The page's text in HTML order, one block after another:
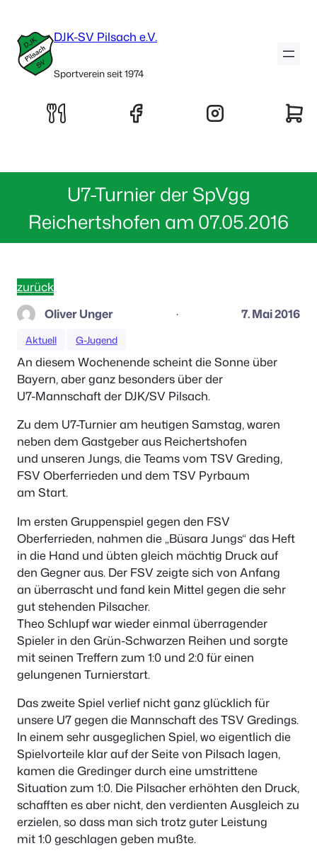
DJK-SV Pilsach e.V.
Sportverein seit 1974
U7-Turnier der SpVgg
Reichertshofen am 07.05.2016
zurück
Oliver Unger
· 7. Mai 2016
Aktuell G-Jugend
An diesem Wochenende scheint die Sonne über
Bayern, aber ganz besonders über der
U7-Mannschaft der DJK/SV Pilsach.
Zu dem U7-Turnier am heutigen Samstag, waren
neben dem Gastgeber aus Reichertshofen
und unseren Jungs, die Teams vom TSV Greding,
FSV Oberferrieden und dem TSV Pyrbaum
am Start.
Im ersten Gruppenspiel gegen den FSV
Oberferrieden, nahmen die „Büsara Jungs“ das Heft
in die Hand und übten gleich mächtig Druck auf
den Gegner aus. Der FSV zeigte sich von Anfang
an überrascht und fand kein Mittel gegen die sehr
gut stehenden Pilsacher.
Theo Schlupf war wieder einmal überragender
Spieler in den Grün-Schwarzen Reihen und sorgte
mit seinen Treffern zum 1:0 und 2:0 für einen
gelungenen Turnierstart.
Das zweite Spiel verlief nicht ganz glücklich für
unsere U7 gegen die Mannschaft des TSV Gredings.
In einem sehr ausgeglichen Spiel, wo eigentlich die
Spielvorteile klar auf der Seite von Pilsach lagen,
kamen die Gredinger durch eine umstrittene
Situation zum 1:0. Die Pilsacher erhöhten den Druck,
schafften es aber nicht, den verdienten Ausgleich zu
erzielen, so dass man sich trotz guter Leistung
mit 1:0 geschlagen geben mußte.